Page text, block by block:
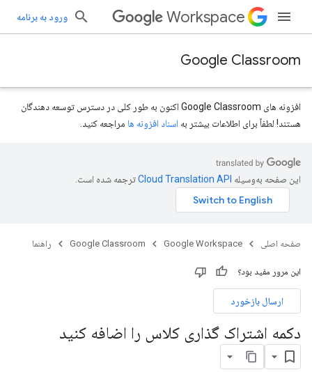
Workspace ورود به برنامه
Google Classroom
افزونه های Google Classroom اکنون به طور کلی در دسترس توسعه دهندگان
هستند! لطفاً برای اطلاعات بیشتر به اسناد افزونه ها مراجعه کنید.
این صفحه به‌وسیله ترجمه شده است.
صفحه اصلی Google Workspace
Google Classroom راهنما
این مرور مفید بود؟
ارسال بازخورد
دکمه اشتراک گذاری کلاس را اضافه کنید